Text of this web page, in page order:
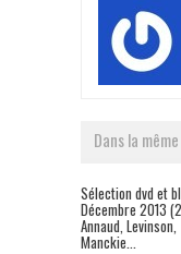
Dans la
Sélection dvd et
Décembre 2013
Annaud, Levinson,
Manckie...